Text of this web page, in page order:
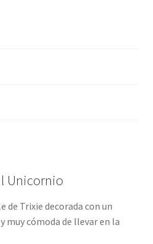
Unicornio
de Trixie decorada con un
muy cómoda de llevar en la